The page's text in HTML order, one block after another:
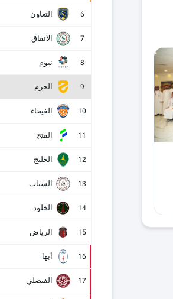
6 التعاون
7 الاتفاق
8 نيوم
9 الحزم
10 الفيحاء
11 الفتح
12 الخليج
13 الشباب
14 الخلود
15 الرياض
16 أبها
17 الفيصلي